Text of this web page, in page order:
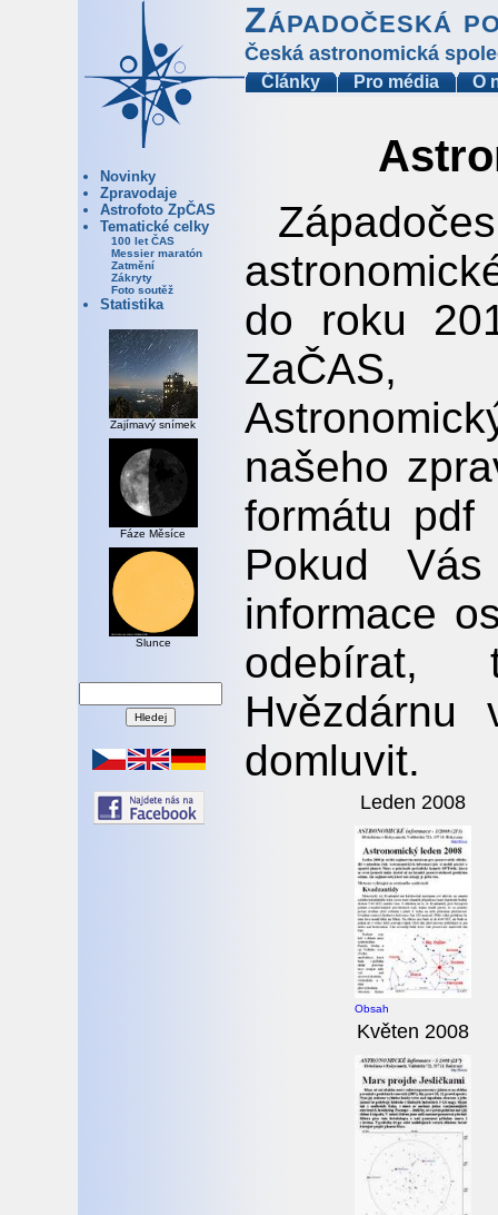
Západočeská
Česká astronomická
Články Pro média O
Novinky
Zpravodaje
Astrofoto ZpČAS
Tematické celky
100 let ČAS
Messier maratón
Zatmění
Zákryty
Foto soutěž
Statistika
Zajímavý snímek
Fáze Měsíce
Slunce
do roku
ZaČAS,
našeho
formátu pdf
Pokud Vás
informace
odebírat,
domluvit.
Leden 2008
Obsah
Květen 2008